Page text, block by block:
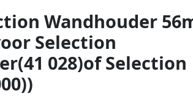
Wandhouder
Selection
028)of Selection